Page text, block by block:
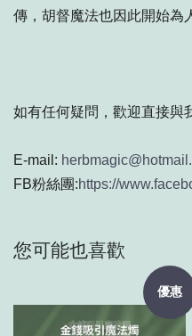
傳，胡督魔法也因此開始為
如有任何疑問，歡迎直接與
E-mail:
FB粉絲團:https://
您可能也喜歡
優惠